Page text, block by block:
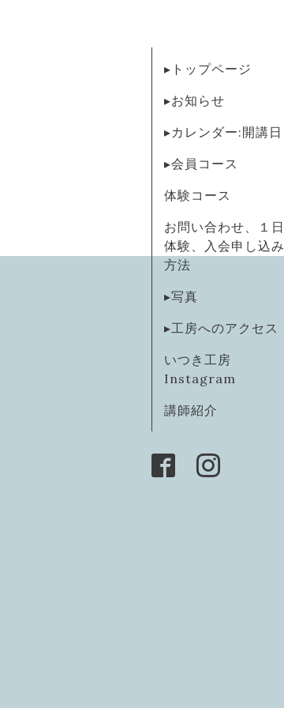
▸トップページ
▸お知らせ
▸カレンダー:開講日
▸会員コース
体験コース
お問い合わせ、１日
体験、入会申し込み
方法
▸写真
▸工房へのアクセス
いつき工房
Instagram
講師紹介